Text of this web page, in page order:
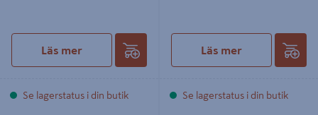
Läs mer
Se lagerstatus i din butik
Läs mer
Se lagerstatus i din butik